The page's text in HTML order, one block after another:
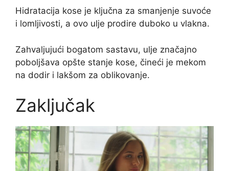
Hidratacija kose je ključna za smanjenje suvoće
i lomljivosti, a ovo ulje prodire duboko u vlakna.
Zahvaljujući bogatom sastavu, ulje značajno
poboljšava opšte stanje kose, čineći je mekom
na dodir i lakšom za oblikovanje.
Zaključak